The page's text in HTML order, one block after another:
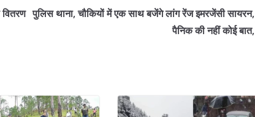
पुलिस थाना, चौकियों में एक साथ बजेंगे लांग रेंज इमरजेंसी सायरन,
पैनिक की नहीं कोई बात,